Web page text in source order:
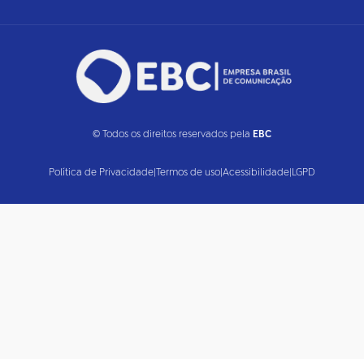
© Todos os direitos reservados pela EBC
Política de Privacidade|Termos de uso|Acessibilidade|LGPD